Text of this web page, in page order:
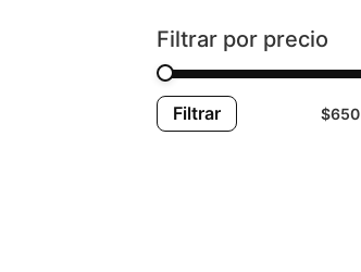
Filtrar por precio
Filtrar $650